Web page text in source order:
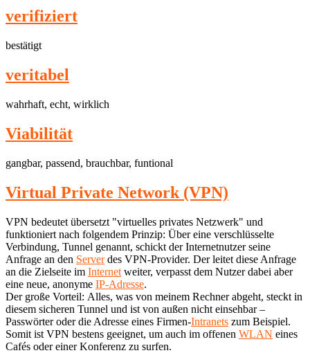
verifiziert
bestätigt
veritabel
wahrhaft, echt, wirklich
Viabilität
gangbar, passend, brauchbar, funtional
Virtual Private Network (VPN)
VPN bedeutet übersetzt "virtuelles privates Netzwerk" und
funktioniert nach folgendem Prinzip: Über eine verschlüsselte
Verbindung, Tunnel genannt, schickt der Internetnutzer seine
Anfrage an den Serverdes VPN-Provider. Der leitet diese Anfrage
an die Zielseite im Internet weiter, verpasst dem Nutzer dabei aber
eine neue, anonyme IP-Adresse.
Der große Vorteil: Alles, was von meinem Rechner abgeht, steckt in
diesem sicheren Tunnel und ist von außen nicht einsehbar –
Passwörter oder die Adresse eines Firmen-Intranets zum Beispiel.
Somit ist VPN bestens geeignet, um auch im offenen WLAN eines
Cafés oder einer Konferenz zu surfen.